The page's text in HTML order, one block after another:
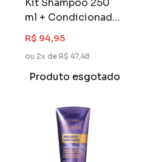
Kit Shampoo 250
ml + Condicionador
200 ml Siàge Glow
Expert
R$ 94,95
ou 2x de R$ 47,48
Produto esgotado